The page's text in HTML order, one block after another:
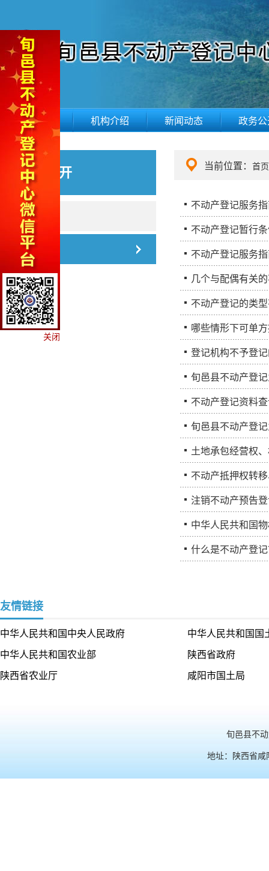
网站首页 机构介绍 新闻动态 政务公
政务公开
下载服务
业务指南
当前位置： 首页
不动产登记服务
不动产登记暂行
不动产登记服务
几个与配偶有关
不动产登记的类
哪些情形下可单
登记机构不予登
旬邑县不动产登
不动产登记资料
旬邑县不动产登
土地承包经营权
不动产抵押权转
注销不动产预告
中华人民共和国
什么是不动产登
友情链接
中华人民共和国中央人民政府 中华人民共和国国
中华人民共和国农业部 陕西省政府
陕西省农业厅 咸阳市国土局
旬邑县不
地址：陕西省
关闭